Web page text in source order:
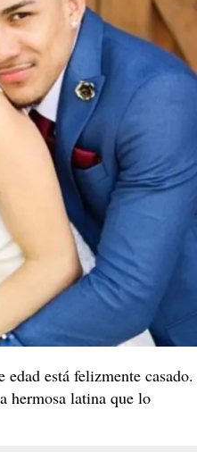
está felizmente casado.
hermosa latina que lo